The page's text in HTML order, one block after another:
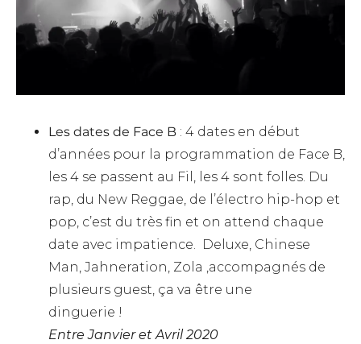
Les dates de Face B : 4 dates en début
d’années pour la programmation de Face B,
les 4 se passent au Fil, les 4 sont folles. Du
rap, du New Reggae, de l’électro hip-hop et
pop, c’est du très fin et on attend chaque
date avec impatience. Deluxe, Chinese
Man, Jahneration, Zola ,accompagnés de
plusieurs guest, ça va être une
dinguerie !
Entre Janvier et Avril 2020